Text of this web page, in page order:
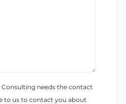
Consulting needs the contact
to us to contact you about